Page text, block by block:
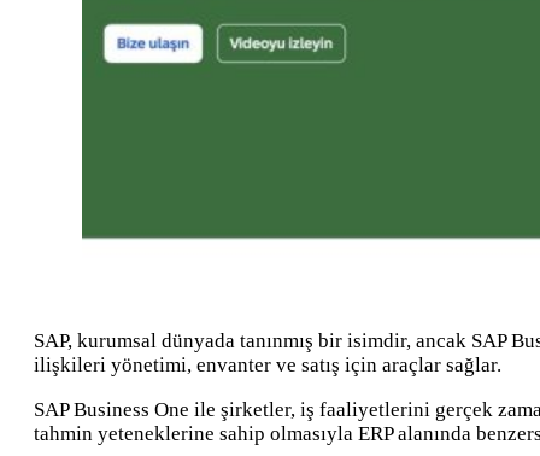
SAP, kurumsal dünyada tanınmış bir isimdir, ancak SAP
ilişkileri yönetimi, envanter ve satış için araçlar sağlar.
SAP Business One ile şirketler, iş faaliyetlerini gerçek
tahmin yeteneklerine sahip olmasıyla ERP alanında